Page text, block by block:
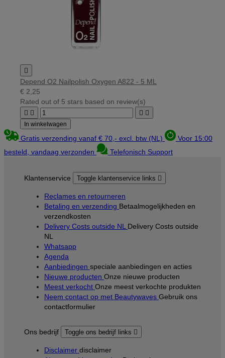

Depend O2 Nailpolish Oxygen A822 - 5 ML
€ 2,25
Rated out of 5 stars based on review(s)
   
In winkelwagen
Gratis verzending vanaf € 70,- excl. btw (NL)
Voor 15:00
besteld, vandaag verzonden
Telefonisch Support
Klantenservice Toggle klantenservice links 
Reclames en retourneren
Betaling en verzending Betaalmogelijkheden en
verzendkosten
Delivery Costs outside NL Delivery Costs outside
NL
Whatsapp
Agenda
Aanbiedingen speciale aanbiedingen en acties
Nieuwe producten Onze nieuwe producten
Meest verkocht Onze meest verkochte produkten
Neem contact op met Beautywaves Gebruik ons
contactformulier
Ons bedrijf Toggle ons bedrijf links 
Disclaimer disclaimer